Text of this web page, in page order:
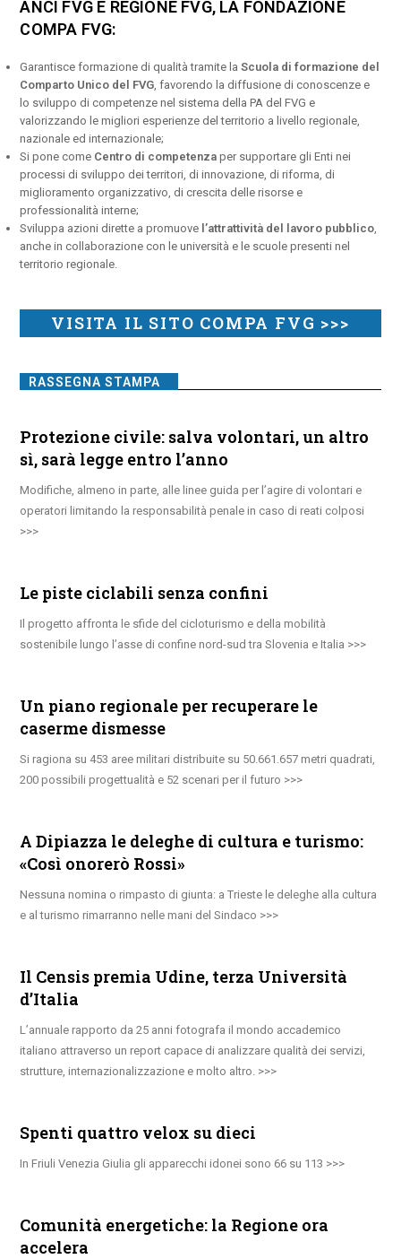
ANCI FVG E REGIONE FVG, LA FONDAZIONE
COMPA FVG:
Garantisce formazione di qualità tramite laScuola di formazione del
Comparto Unico del FVG , favorendo la diffusione di conoscenze e
lo sviluppo di competenze nel sistema della PA del FVG e
valorizzando le migliori esperienze del territorio a livello regionale,
nazionale ed internazionale;
Si pone come Centro di competenza per supportare gli Enti nei
processi di sviluppo dei territori, di innovazione, di riforma, di
miglioramento organizzativo, di crescita delle risorse e
professionalità interne;
Sviluppa azioni dirette a promuove l’attrattività del lavoro pubblico
anche in collaborazione con le università e le scuole presenti nel
territorio regionale.
VISITA IL SITO COMPA FVG >>>
RASSEGNA STAMPA
Protezione civile: salva volontari, un altro
sì, sarà legge entro l’anno
Modifiche, almeno in parte, alle linee guida per l’agire di volontari e
operatori limitando la responsabilità penale in caso di reati colposi
Le piste ciclabili senza confini
Il progetto affronta le sfide del cicloturismo e della mobilità
sostenibile lungo l’asse di confine nord-sud tra Slovenia e Italia
Un piano regionale per recuperare le
caserme dismesse
Si ragiona su 453 aree militari distribuite su 50.661.657 metri quadrati,
200 possibili progettualità e 52 scenari per il futuro
A Dipiazza le deleghe di cultura e turismo:
«Così onorerò Rossi»
Nessuna nomina o rimpasto di giunta: a Trieste le deleghe alla cultura
e al turismo rimarranno nelle mani del Sindaco
Il Censis premia Udine, terza Università
d’Italia
L’annuale rapporto da 25 anni fotografa il mondo accademico
italiano attraverso un report capace di analizzare qualità dei servizi,
strutture, internazionalizzazione e molto altro.
Spenti quattro velox su dieci
In Friuli Venezia Giulia gli apparecchi idonei sono 66 su 113
Comunità energetiche: la Regione ora
accelera